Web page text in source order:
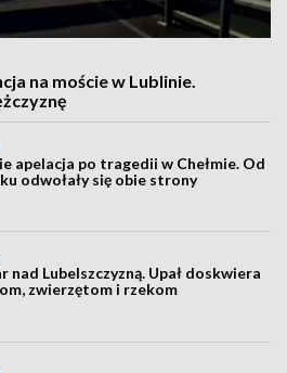
na moście w Lublinie.
apelacja po tragedii w Chełmie. Od
odwołały się obie strony
nad Lubelszczyzną. Upał doskwiera
zwierzętom i rzekom